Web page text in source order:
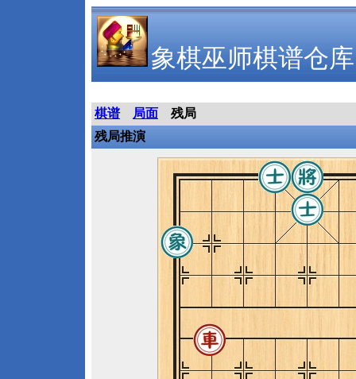
象棋巫师棋谱仓库
棋谱 局面
残局
残局推演